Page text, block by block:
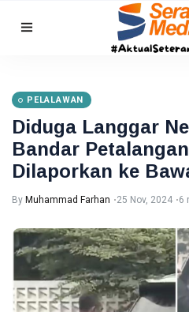
Pelalawan
Diserang
Beruang
Madu,
BBKSDA
Riau
Pasang
Kandang
08
2026
views
HUKRIM
DPO
Kasus
Ditangkap
di Hotel
Bathin
Solapan
Aug,
2026
views
PENDIDIKAN
Mahasiswa
PELALAWAN
Diduga Langgar
Bandar
Dilaporkan ke
By Muhammad Farhan 25 Nov, 2024 6